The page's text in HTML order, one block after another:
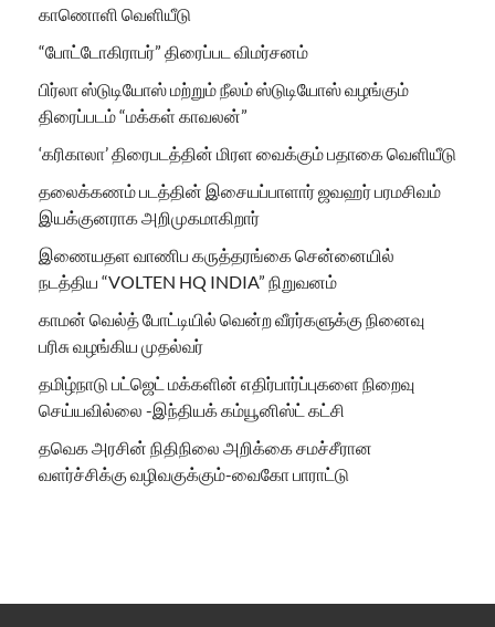
காணொளி வெளியீடு
“போட்டோகிராபர்” திரைப்பட விமர்சனம்
பிர்லா ஸ்டுடியோஸ் மற்றும் நீலம் ஸ்டுடியோஸ் வழங்கும்
திரைப்படம் “மக்கள் காவலன்”
‘கரிகாலா’ திரைபடத்தின் மிரள வைக்கும் பதாகை வெளியீடு
தலைக்கணம் படத்தின் இசையப்பாளார் ஜவஹர் பரமசிவம்
இயக்குனராக அறிமுகமாகிறார்
இணையதள வாணிப கருத்தரங்கை சென்னையில்
நடத்திய “VOLTEN HQ INDIA” நிறுவனம்
காமன் வெல்த் போட்டியில் வென்ற வீரர்களுக்கு நினைவு
பரிசு வழங்கிய முதல்வர்
தமிழ்நாடு பட்ஜெட் மக்களின் எதிர்பார்ப்புகளை நிறைவு
செய்யவில்லை -இந்தியக் கம்யூனிஸ்ட் கட்சி
தவெக அரசின் நிதிநிலை அறிக்கை சமச்சீரான
வளர்ச்சிக்கு வழிவகுக்கும்-வைகோ பாராட்டு